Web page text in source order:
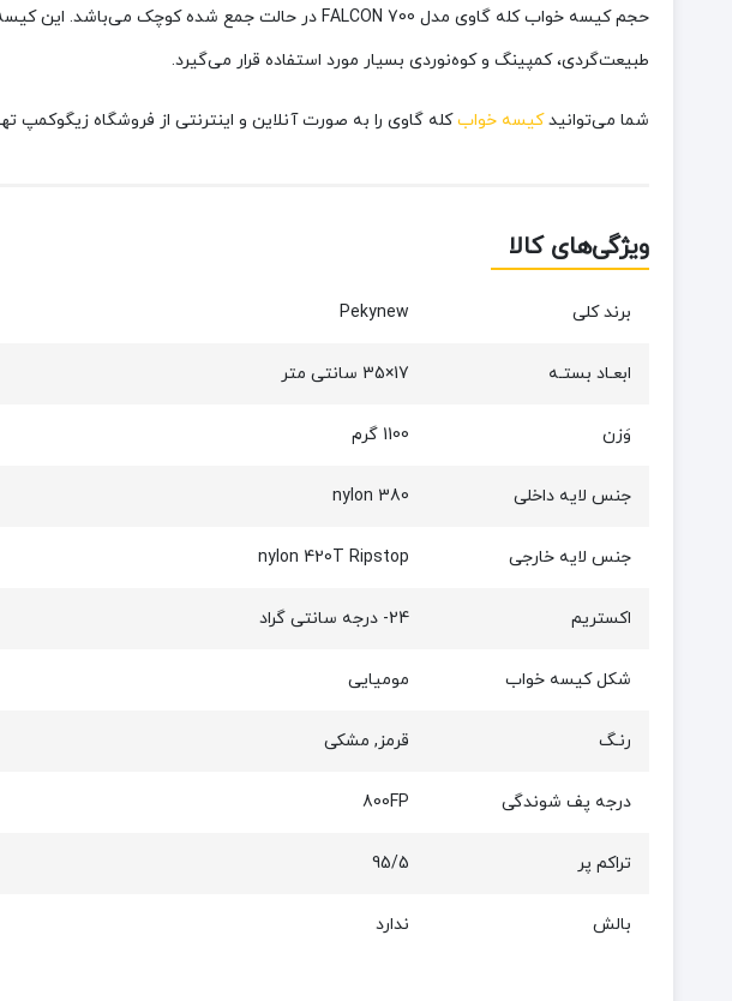
حجم کیسه خواب کله گاوی مدل FALCON 700 در حالت جمع شده کوچک می‌باشد. این کیسه خواب دارای طول 215، عرض شانه 85 و جای پا 55 سانتی متر است. این
طبیعت‌گردی، کمپینگ و کوه‌نوردی بسیار مورد استفاده قرار می‌گیرد.
شما می‌توانیدکیسه خوابکله گاوی را به صورت آنلاین و اینترنتی از فروشگاه زیگوکمپ
ویژگی‌های کالا
برند کلی Pekynew
ابعـاد بستـه 17×35 سانتی‌ متر
وَزن 1100 گرم
جنس لایه داخلی nylon 380
جنس لایه خارجی nylon 420T Ripstop
اکستریم 24- درجه سانتی گراد
شکل کیسه خواب مومیایی
رنـگ قرمز, مشکی
درجه پف شوندگی 800FP
تراکم پر 95/5
بالش ندارد